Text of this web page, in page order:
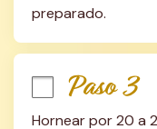
preparado.
Paso 3
Hornear por 20 a